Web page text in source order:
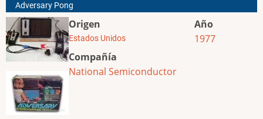
Adversary Pong
Origen
Estados Unidos
Compañía
National Semiconductor
Año
1977